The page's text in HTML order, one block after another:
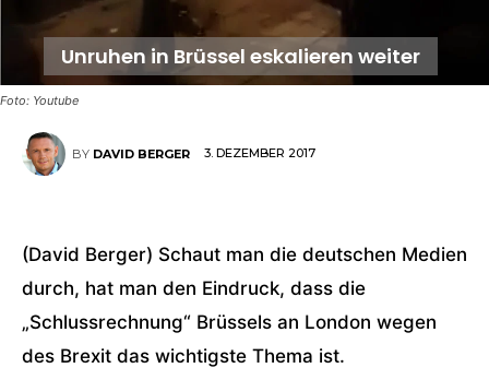
Foto: Youtube
Unruhen in Brüssel eskalieren weiter
BY DAVID BERGER 3. DEZEMBER 2017
(David Berger) Schaut man die deutschen Medien
durch, hat man den Eindruck, dass die
„Schlussrechnung“ Brüssels an London wegen
des Brexit das wichtigste Thema ist.